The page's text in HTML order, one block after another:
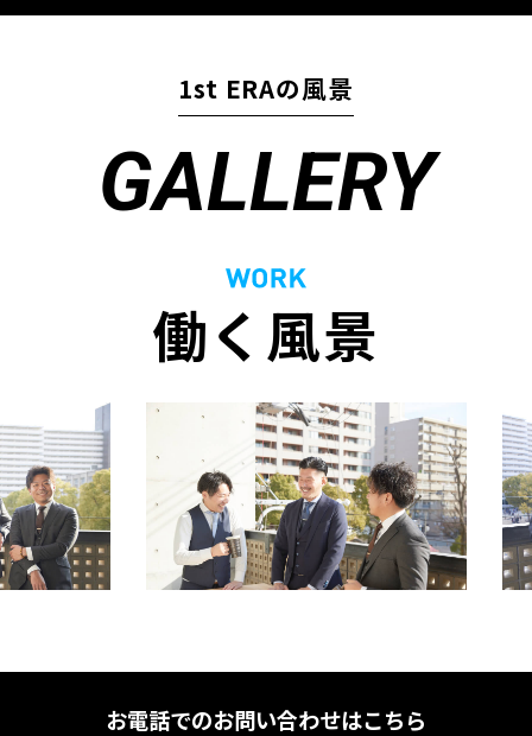
1st ERAの風景
GALLERY
働く風景
お電話でのお問い合わせはこちら